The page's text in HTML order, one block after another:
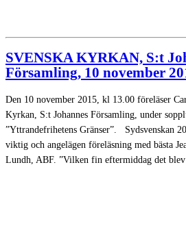
SVENSKA KYRKAN, S:t
Församling, 10 november
Den 10 november 2015, kl 13.00 föreläser
Kyrkan, S:t Johannes Församling, under
”Yttrandefrihetens Gränser”. Sydsvenskan
viktig och angelägen föreläsning med bästa
Lundh, ABF. ”Vilken fin eftermiddag det